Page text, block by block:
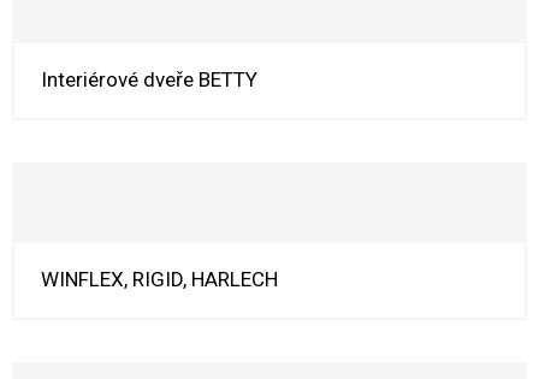
Interiérové dveře BETTY
WINFLEX, RIGID, HARLECH